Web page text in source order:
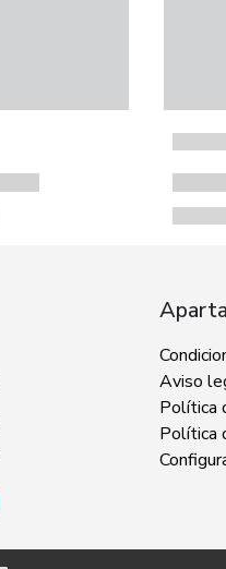
Aviso
Política
Política